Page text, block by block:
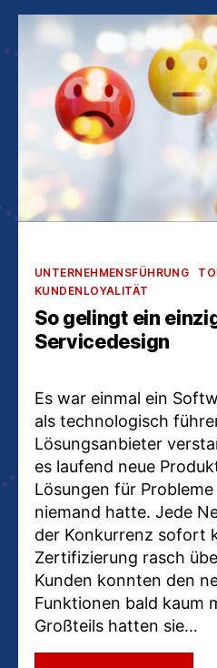
Kategorien
UNTERNEHMENSFÜHRUNG
KUNDENLOYALITÄT
So gelingt ein
Servicedesign
Es war einmal ein
als technologisch
Lösungsanbieter
es laufend neue
Lösungen für
niemand hatte. Jede
der Konkurrenz sofort
Zertifizierung rasch
Kunden konnten den
Funktionen bald kaum
Großteils hatten sie…